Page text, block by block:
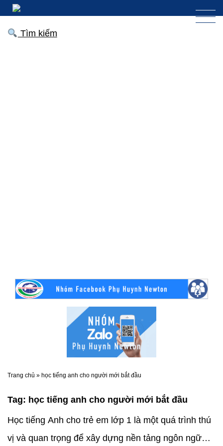
Tìm kiếm
Trang chủ » học tiếng anh cho người mới bắt đầu
Tag: học tiếng anh cho người mới bắt đầu
Học tiếng Anh cho trẻ em lớp 1 là một quá trình thú
vị và quan trọng để xây dựng nền tảng ngôn ngữ